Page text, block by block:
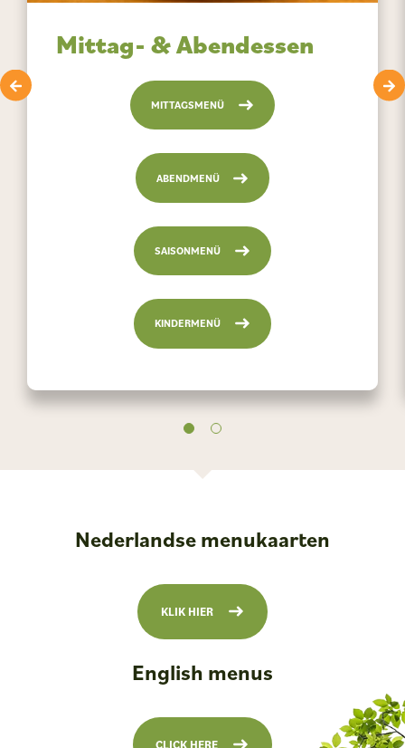
Mittag- & Abendessen
MITTAGSMENÜ
ABENDMENÜ
SAISONMENÜ
KINDERMENÜ
Nederlandse menukaarten
KLIK HIER
English menus
CLICK HERE